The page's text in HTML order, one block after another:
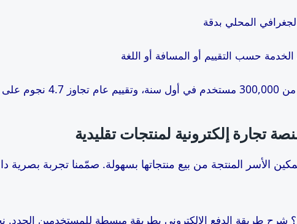
المحلي بدقة
حسب التقييم أو المسافة أو اللغة
متجري التطبيقات.
الأسر المنتجة من بيع منتجاتها بسهولة. صمّمنا تجربة بصرية
شرح طريقة الدفع الإلكتروني بطريقة مبسطة للمستخدمين